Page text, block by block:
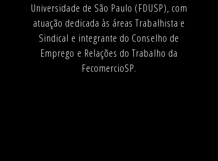
Universidade de São Paulo (FDUSP), com
atuação dedicada às áreas Trabalhista e
Sindical e integrante do Conselho de
Emprego e Relações do Trabalho da
FecomercioSP.